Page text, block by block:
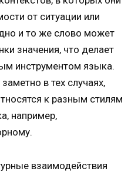
от ситуации или
и то же слово может
значения, что делает
инструментом языка.
в тех случаях,
к разным стилям
например,
взаимодействия